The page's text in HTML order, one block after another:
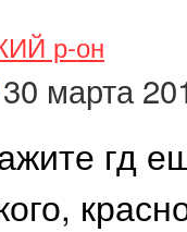
р-он
30 марта
гд